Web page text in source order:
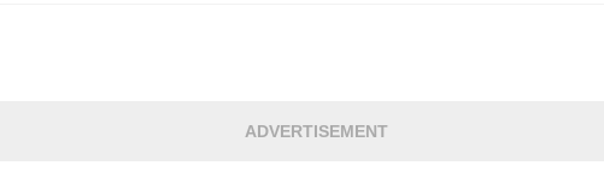
ADVERTISEMENT